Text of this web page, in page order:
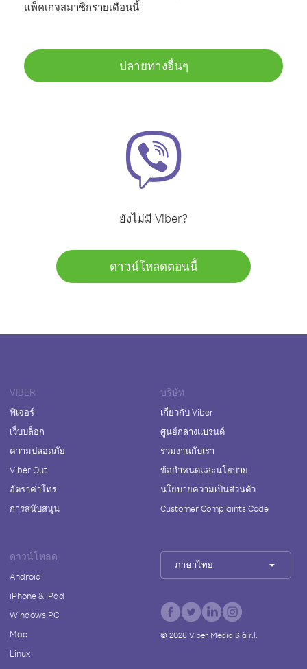
แพ็คเกจสมาชิกรายเดือนนี้
ปลายทางอื่นๆ
ยังไม่มี Viber?
ดาวน์โหลดตอนนี้
VIBER
ฟีเจอร์
เว็บบล็อก
ความปลอดภัย
Viber Out
อัตราค่าโทร
การสนับสนุน
บริษัท
เกี่ยวกับ Viber
ศูนย์กลางแบรนด์
ร่วมงานกับเรา
ข้อกำหนดและนโยบาย
นโยบายความเป็นส่วนตัว
Customer Complaints Code
ดาวน์โหลด
Android
iPhone & iPad
Windows PC
Mac
Linux
ภาษาไทย
© 2026Viber Media S.à r.l.